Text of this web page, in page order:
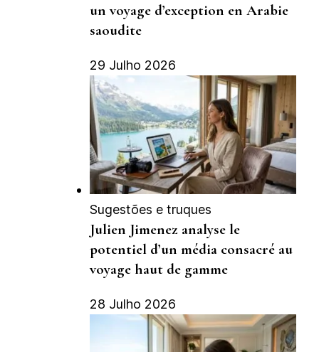
un voyage d’exception en Arabie
saoudite
29 Julho 2026
Sugestões e truques
Julien Jimenez analyse le
potentiel d’un média consacré au
voyage haut de gamme
28 Julho 2026